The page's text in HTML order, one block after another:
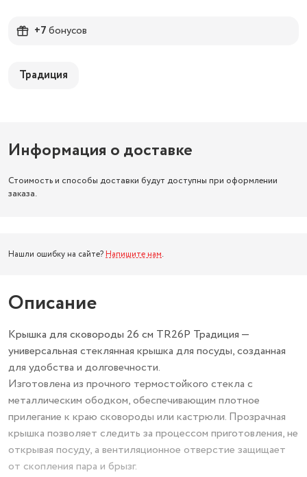
+7бонусов
Традиция
Информация о доставке
Стоимость и способы доставки будут доступны при оформлении
заказа.
Нашли ошибку на сайте? Напишите нам.
Описание
Крышка для сковороды 26 см TR26P Традиция —
универсальная стеклянная крышка для посуды, созданная
для удобства и долговечности.
Изготовлена из прочного термостойкого стекла с
металлическим ободком, обеспечивающим плотное
прилегание к краю сковороды или кастрюли. Прозрачная
крышка позволяет следить за процессом приготовления, не
открывая посуду, а вентиляционное отверстие защищает
от скопления пара и брызг.